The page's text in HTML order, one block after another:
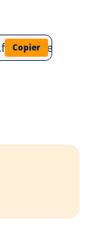
analyses-
Copier